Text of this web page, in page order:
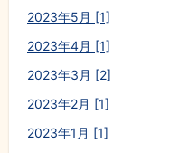
2023年5月 [1]
2023年4月 [1]
2023年3月 [2]
2023年2月 [1]
2023年1月 [1]